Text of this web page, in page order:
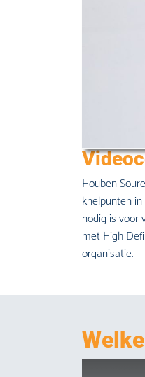
Houben
knelpunten
nodig is voor
met High
organisatie.